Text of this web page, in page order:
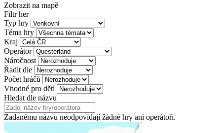
Zobrazit na mapě
Filtr her
Typ hry
Téma hry
Kraj
Operátor
Náročnost
Řadit dle
Počet hráčů
Vhodné pro děti
Hledat dle názvu
Zadanému názvu neodpovídají žádné hry ani operátoři.